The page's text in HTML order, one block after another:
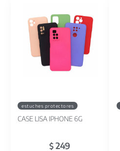
estuches protectores
CASE LISA IPHONE 6G
$ 249